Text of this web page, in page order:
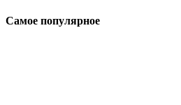
Самое популярное